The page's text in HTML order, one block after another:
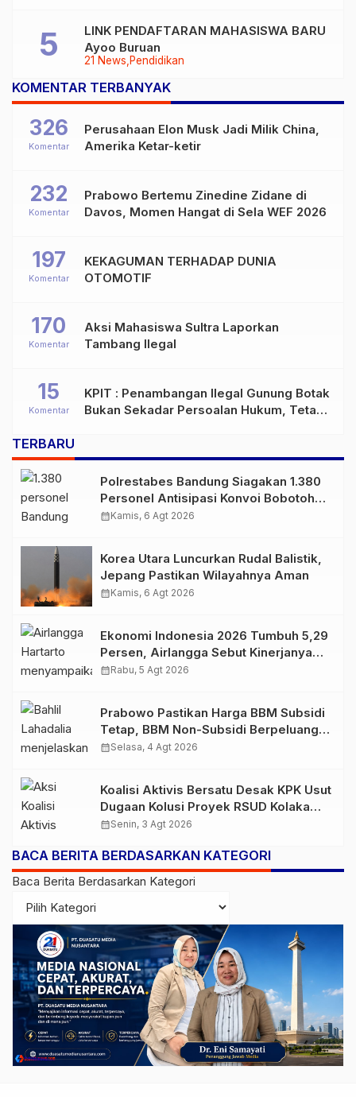
21 News Pendidikan
LINK PENDAFTARAN MAHASISWA BARU
Ayoo Buruan
KOMENTAR TERBANYAK
Perusahaan Elon Musk Jadi Milik China,
Amerika Ketar-ketir
326
Komentar
Prabowo Bertemu Zinedine Zidane di
Davos, Momen Hangat di Sela WEF 2026
232
Komentar
KEKAGUMAN TERHADAP DUNIA
OTOMOTIF
197
Komentar
Aksi Mahasiswa Sultra Laporkan
Tambang Ilegal
170
Komentar
KPIT : Penambangan Ilegal Gunung Botak
Bukan Sekadar Persoalan Hukum, Tetapi
15
Komentar
TERBARU
Polrestabes Bandung Siagakan 1.380
Personel Antisipasi Konvoi Bobotoh
Usai Final Piala Presiden
calendar_monthKamis, 6 Agt 2026
Korea Utara Luncurkan Rudal Balistik,
Jepang Pastikan Wilayahnya Aman
calendar_monthKamis, 6 Agt 2026
Ekonomi Indonesia 2026 Tumbuh 5,29
Persen, Airlangga Sebut Kinerjanya
Lampaui Rata-Rata Global
calendar_monthRabu, 5 Agt 2026
Prabowo Pastikan Harga BBM Subsidi
Tetap, BBM Non-Subsidi Berpeluang
Turun
calendar_monthSelasa, 4 Agt 2026
Koalisi Aktivis Bersatu Desak KPK Usut
Dugaan Kolusi Proyek RSUD Kolaka
Timur, Sejumlah Pejabat dan PT
Diperiksa
calendar_monthSenin, 3 Agt 2026
BACA BERITA BERDASARKAN KATEGORI
Baca Berita Berdasarkan Kategori